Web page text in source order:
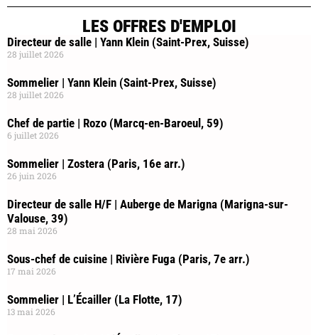
LES OFFRES D'EMPLOI
Directeur de salle | Yann Klein (Saint-Prex, Suisse)
28 juillet 2026
Sommelier | Yann Klein (Saint-Prex, Suisse)
28 juillet 2026
Chef de partie | Rozo (Marcq-en-Baroeul, 59)
6 juillet 2026
Sommelier | Zostera (Paris, 16e arr.)
26 juin 2026
Directeur de salle H/F | Auberge de Marigna (Marigna-sur-
Valouse, 39)
28 mai 2026
Sous-chef de cuisine | Rivière Fuga (Paris, 7e arr.)
17 mai 2026
Sommelier | L’Écailler (La Flotte, 17)
13 mai 2026